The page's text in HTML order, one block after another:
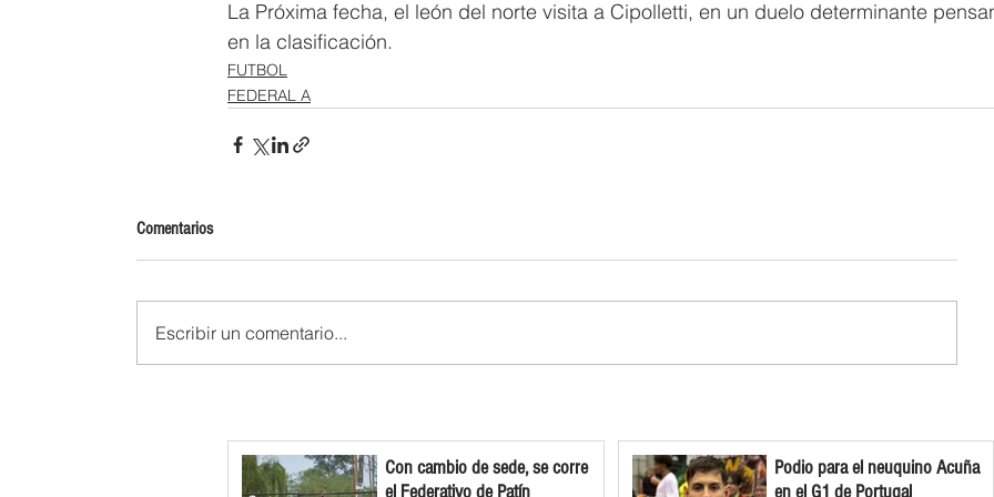
La Próxima fecha, el león del norte visita a Cipolletti, en un duelo determinante
en la clasificación.
FUTBOL
FEDERAL A
Comentarios
Escribir un comentario...
Con cambio de sede, se corre
el Federativo de Patín
Podio para el neuquino Acuña
en el G1 de Portugal